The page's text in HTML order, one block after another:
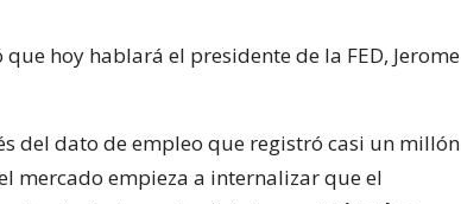
hoy hablará el presidente de la FED, Jerome
del dato de empleo que registró casi un millón
mercado empieza a internalizar que el